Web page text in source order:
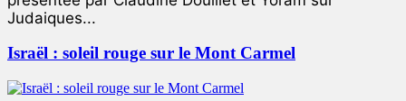
Judaiques...
Israël : soleil rouge sur le Mont Carmel